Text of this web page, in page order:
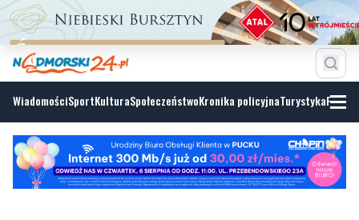
WiadomościSportKulturaSpołeczeństwoKronika policyjnaTurystyka
Tęczowy Piątek na Pomorzu. Ta